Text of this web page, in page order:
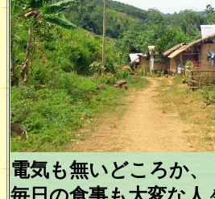
電気も無いどころか、